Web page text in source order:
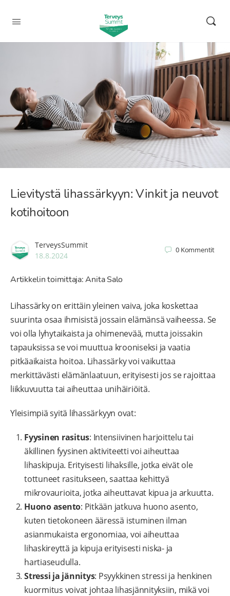
Lievitystä lihassärkyyn: Vinkit ja neuvot
kotihoitoon
TerveysSummit
18.8.2024
0 Kommentit
Artikkelin toimittaja: Anita Salo
Lihassärky on erittäin yleinen vaiva, joka koskettaa
suurinta osaa ihmisistä jossain elämänsä vaiheessa. Se
voi olla lyhytaikaista ja ohimenevää, mutta joissakin
tapauksissa se voi muuttua krooniseksi ja vaatia
pitkäaikaista hoitoa. Lihassärky voi vaikuttaa
merkittävästi elämänlaatuun, erityisesti jos se rajoittaa
liikkuvuutta tai aiheuttaa unihäiriöitä.
Yleisimpiä syitä lihassärkyyn ovat:
Fyysinen rasitus: Intensiivinen harjoittelu tai
äkillinen fyysinen aktiviteetti voi aiheuttaa
lihaskipuja. Erityisesti lihaksille, jotka eivät ole
tottuneet rasitukseen, saattaa kehittyä
mikrovaurioita, jotka aiheuttavat kipua ja arkuutta.
Huono asento: Pitkään jatkuva huono asento,
kuten tietokoneen ääressä istuminen ilman
asianmukaista ergonomiaa, voi aiheuttaa
lihaskireyttä ja kipuja erityisesti niska- ja
hartiaseudulla.
Stressi ja jännitys: Psyykkinen stressi ja henkinen
kuormitus voivat johtaa lihasjännityksiin, mikä voi